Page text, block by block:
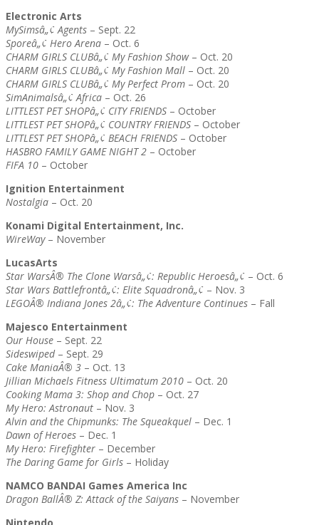
Electronic Arts
MySimsâ„¢ Agents – Sept. 22
Sporeâ„¢ Hero Arena – Oct. 6
CHARM GIRLS CLUBâ„¢ My Fashion Show – Oct. 20
CHARM GIRLS CLUBâ„¢ My Fashion Mall – Oct. 20
CHARM GIRLS CLUBâ„¢ My Perfect Prom – Oct. 20
SimAnimalsâ„¢ Africa – Oct. 26
LITTLEST PET SHOPâ„¢ CITY FRIENDS – October
LITTLEST PET SHOPâ„¢ COUNTRY FRIENDS – October
LITTLEST PET SHOPâ„¢ BEACH FRIENDS – October
HASBRO FAMILY GAME NIGHT 2 – October
FIFA 10 – October
Ignition Entertainment
Nostalgia – Oct. 20
Konami Digital Entertainment, Inc.
WireWay– November
LucasArts
Star WarsÂ® The Clone Warsâ„¢: Republic Heroesâ„¢ – Oct. 6
Star Wars Battlefrontâ„¢: Elite Squadronâ„¢ – Nov. 3
LEGOÂ® Indiana Jones 2â„¢: The Adventure Continues – Fall
Majesco Entertainment
Our House – Sept. 22
Sideswiped – Sept. 29
Cake ManiaÂ® 3 – Oct. 13
Jillian Michaels Fitness Ultimatum 2010 – Oct. 20
Cooking Mama 3: Shop and Chop – Oct. 27
My Hero: Astronaut – Nov. 3
Alvin and the Chipmunks: The Squeakquel – Dec. 1
Dawn of Heroes – Dec. 1
My Hero: Firefighter – December
The Daring Game for Girls – Holiday
NAMCO BANDAI Games America Inc
Dragon BallÂ® Z: Attack of the Saiyans – November